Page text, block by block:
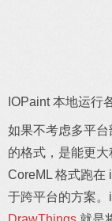
IOPaint 本地运行
如果不考虑多平
的格式，是能更
CoreML 格式跑在
于跨平台的方案